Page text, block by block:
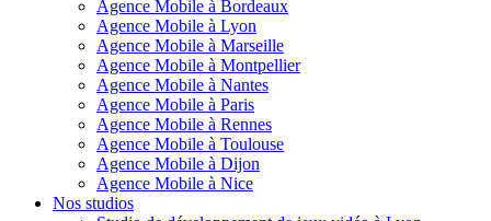
Agence Mobile à Bordeaux
Agence Mobile à Lyon
Agence Mobile à Marseille
Agence Mobile à Montpellier
Agence Mobile à Nantes
Agence Mobile à Paris
Agence Mobile à Rennes
Agence Mobile à Toulouse
Agence Mobile à Dijon
Agence Mobile à Nice
Nos studios